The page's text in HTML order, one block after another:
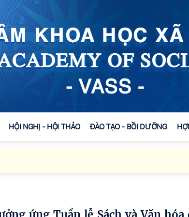
HỘI NGHỊ - HỘI THẢO ĐÀO TẠO - BỒI DƯỠNG
Đối